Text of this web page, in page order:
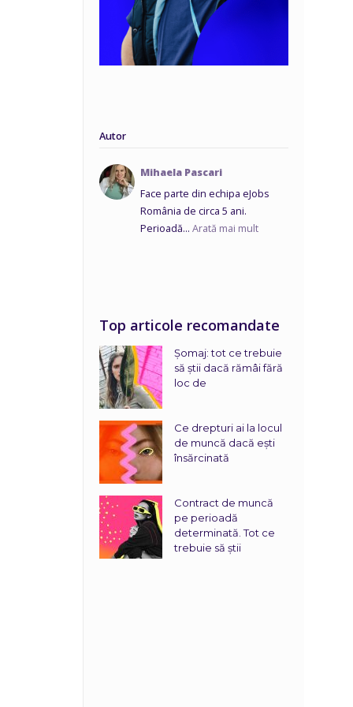
Autor
Mihaela Pascari
Face parte din echipa eJobs
România de circa 5 ani.
Perioadă...Arată mai mult
Top articole recomandate
Șomaj: tot ce trebuie
să știi dacă rămâi fără
loc de
Ce drepturi ai la locul
de muncă dacă ești
însărcinată
Contract de muncă
pe perioadă
determinată. Tot ce
trebuie să știi